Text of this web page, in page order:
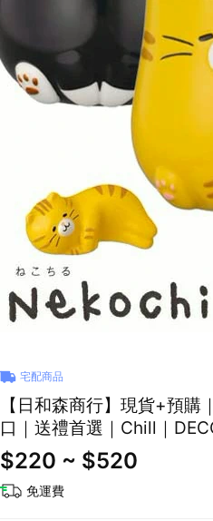
宅配商品
【日和森商行】現貨+預
口｜送禮首選｜Chill｜
$220 ~ $520
免運費